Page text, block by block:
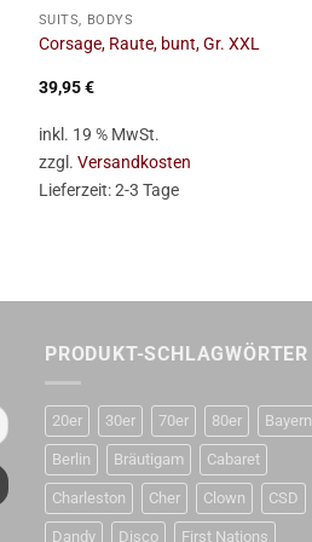
SUITS, BODYS
Corsage, Raute, bunt, Gr. XXL
39,95€
inkl. 19 % MwSt.
zzgl. Versandkosten
Lieferzeit:2-3 Tage
PRODUKT-SCHLAGWÖRTER
20er 30er 70er 80er Bayern
Berlin Bräutigam Cabaret
Charleston Cher Clown CSD
Dandy Disco First Nations